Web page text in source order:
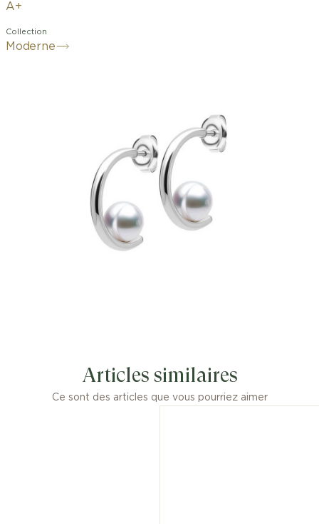
A+
Collection
Moderne
Articles similaires
Ce sont des articles que vous pourriez aimer